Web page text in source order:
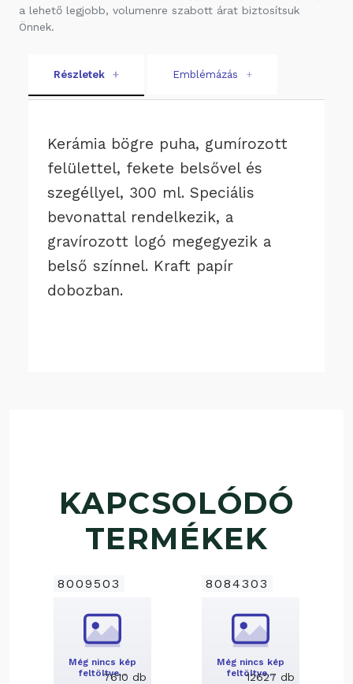
a lehető legjobb, volumenre szabott árat biztosítsuk
Önnek.
Részletek + Emblémázás +
Kerámia bögre puha, gumírozott
felülettel, fekete belsővel és
szegéllyel, 300 ml. Speciális
bevonattal rendelkezik, a
gravírozott logó megegyezik a
belső színnel. Kraft papír
dobozban.
KAPCSOLÓDÓ
TERMÉKEK
8009503
Még nincs kép
feltöltve…7610 db
8084303
Még nincs kép
feltöltve…
12627 db